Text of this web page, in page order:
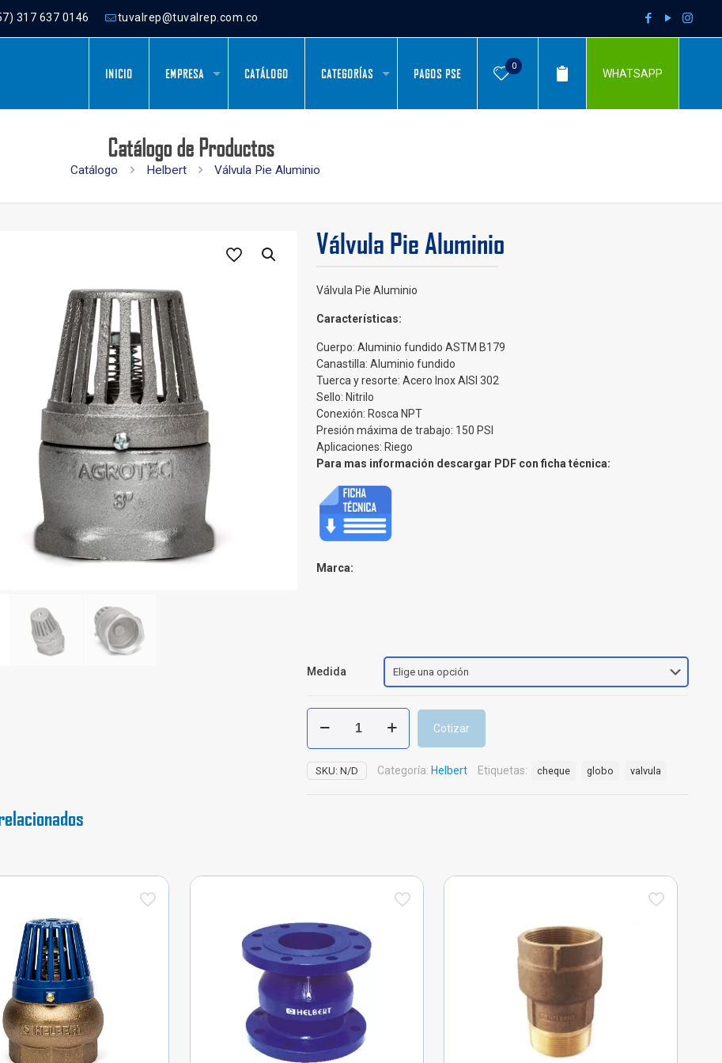
317 637 0146 tuvalrep@tuvalrep.com.co
INICIO EMPRESA CATÁLOGO CATEGORÍAS PAGOS PSE
0
WHATSAPP
Catálogo de Productos
Catálogo Helbert Válvula Pie Aluminio
Válvula Pie Aluminio
Válvula Pie Aluminio
Características:
Cuerpo: Aluminio fundido ASTM B179
Canastilla: Aluminio fundido
Tuerca y resorte: Acero Inox AISI 302
Sello: Nitrilo
Conexión: Rosca NPT
Presión máxima de trabajo: 150 PSI
Aplicaciones: Riego
Para mas información descargar PDF con ficha técnica:
Marca:
Medida
Válvula
Pie
Aluminio
cantidad
Cotizar
SKU:N/D Categoría: Helbert Etiquetas: cheque globo valvula